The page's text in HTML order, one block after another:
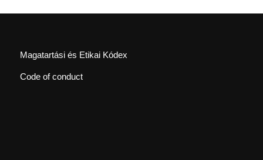
Magatartási és Etikai Kódex
Code of conduct